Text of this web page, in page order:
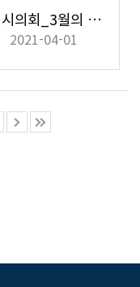
화성시의회_3월의 의정활동
2021-04-01